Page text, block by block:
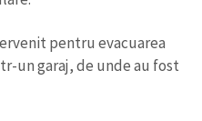
pentru evacuarea
un garaj, de unde au fost